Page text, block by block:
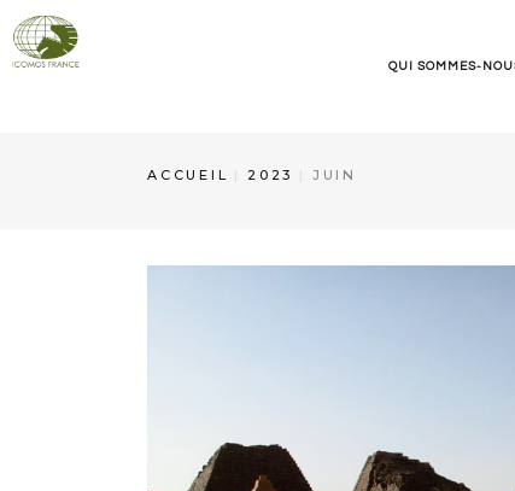
QUI SOMMES-
ACCUEIL 2023 JUIN